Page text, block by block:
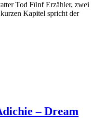
Tod Fünf Erzähler, zwei
Kapitel spricht der
– Dream